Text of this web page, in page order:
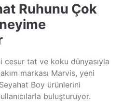
Ruhunu Çok
cesur tat ve koku dünyasıyla
markası Marvis, yeni
Boy ürünlerini
buluşturuyor.